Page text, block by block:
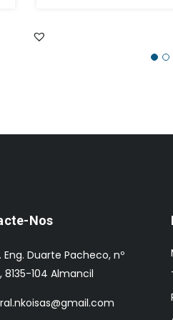
Nos
Eng. Duarte Pacheco, nº
8135-104 Almancil